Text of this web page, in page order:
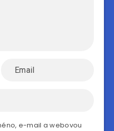
e-mail a webovou